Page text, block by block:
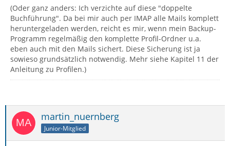
(Oder ganz anders: Ich verzichte auf diese "doppelte
Buchführung". Da bei mir auch per IMAP alle Mails komplett
heruntergeladen werden, reicht es mir, wenn mein Backup-
Programm regelmäßig den komplette Profil-Ordner u.a.
eben auch mit den Mails sichert. Diese Sicherung ist ja
sowieso grundsätzlich notwendig. Mehr siehe Kapitel 11 der
Anleitung zu Profilen.)
martin_nuernberg
Junior-Mitglied